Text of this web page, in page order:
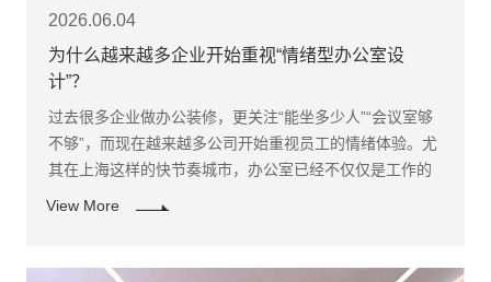
2026.06.04
为什么越来越多企业开始重视“情绪型办公室设
计”？
过去很多企业做办公装修，更关注“能坐多少人”“会议室够
不够”，而现在越来越多公司开始重视员工的情绪体验。尤
其在上海这样的快节奏城市，办公室已经不仅仅是工作的
地方，更是企业文化与品牌形象的重要体现。
View More